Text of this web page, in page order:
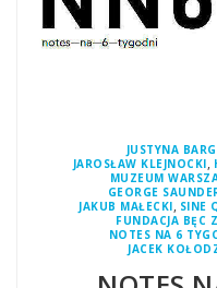
JUSTYNA
JAROSŁAW KLEJNOCKI,
MUZEUM
GEORGE
JAKUB MAŁECKI, SINE
FUNDACJA BĘC
NOTES NA 6
JACEK